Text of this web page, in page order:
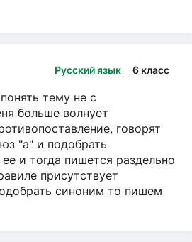
Русский язык 6 класс
тему не с
больше волнует
говорят
"а" и подобрать
и тогда пишется раздельно
присутствует
синоним то пишем